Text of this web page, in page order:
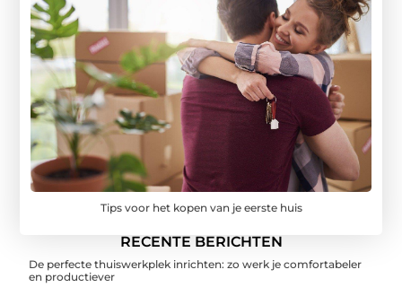
Tips voor het kopen van je eerste huis
RECENTE BERICHTEN
De perfecte thuiswerkplek inrichten: zo werk je comfortabeler
en productiever